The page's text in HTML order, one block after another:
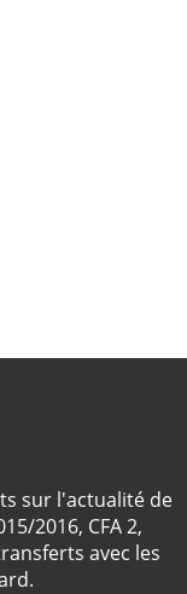
sur l'actualité de
2016, CFA 2,
avec les